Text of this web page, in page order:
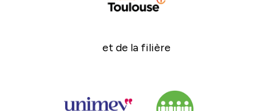
et de la filière